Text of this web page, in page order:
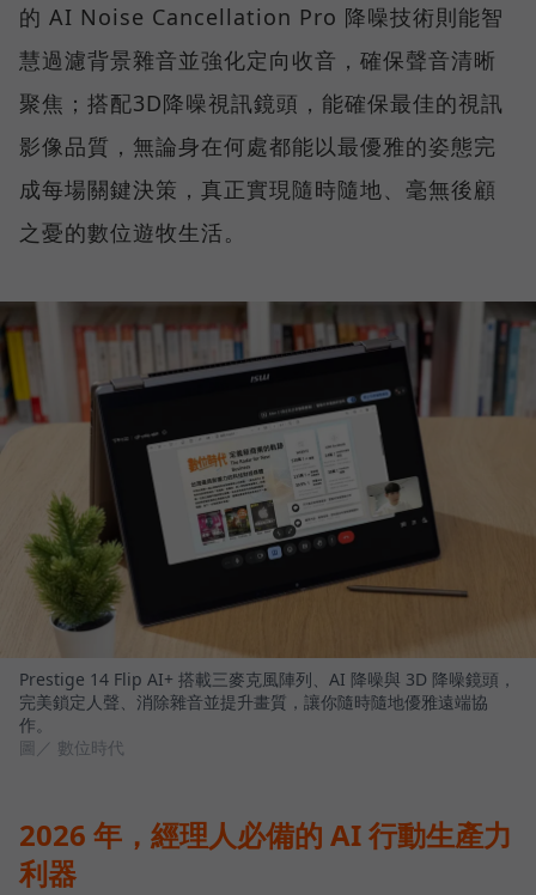
的 AI Noise Cancellation Pro 降噪技術則能智
慧過濾背景雜音並強化定向收音，確保聲音清晰
聚焦；搭配3D降噪視訊鏡頭，能確保最佳的視訊
影像品質，無論身在何處都能以最優雅的姿態完
成每場關鍵決策，真正實現隨時隨地、毫無後顧
之憂的數位遊牧生活。
Prestige 14 Flip AI+ 搭載三麥克風陣列、AI 降噪與 3D 降噪鏡頭，
完美鎖定人聲、消除雜音並提升畫質，讓你隨時隨地優雅遠端協
作。
圖／ 數位時代
2026 年，經理人必備的 AI 行動生產力
利器